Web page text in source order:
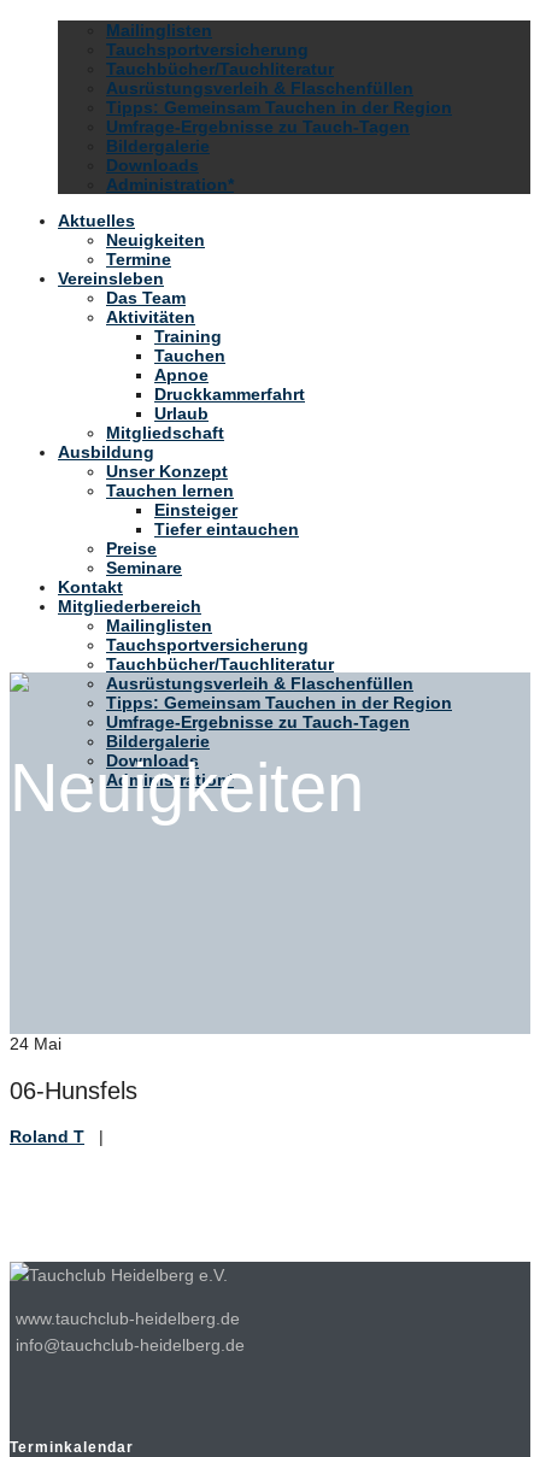
Mailinglisten
Tauchsportversicherung
Tauchbücher/Tauchliteratur
Ausrüstungsverleih & Flaschenfüllen
Tipps: Gemeinsam Tauchen in der Region
Umfrage-Ergebnisse zu Tauch-Tagen
Bildergalerie
Downloads
Administration*
Aktuelles
Neuigkeiten
Termine
Vereinsleben
Das Team
Aktivitäten
Training
Tauchen
Apnoe
Druckkammerfahrt
Urlaub
Mitgliedschaft
Ausbildung
Unser Konzept
Tauchen lernen
Einsteiger
Tiefer eintauchen
Preise
Seminare
Kontakt
Mitgliederbereich
Mailinglisten
Tauchsportversicherung
Tauchbücher/Tauchliteratur
Ausrüstungsverleih & Flaschenfüllen
Tipps: Gemeinsam Tauchen in der Region
Umfrage-Ergebnisse zu Tauch-Tagen
Bildergalerie
Downloads
Administration*
Neuigkeiten
24 Mai
06-Hunsfels
Roland T |
www.tauchclub-heidelberg.de
info@tauchclub-heidelberg.de
Terminkalendar